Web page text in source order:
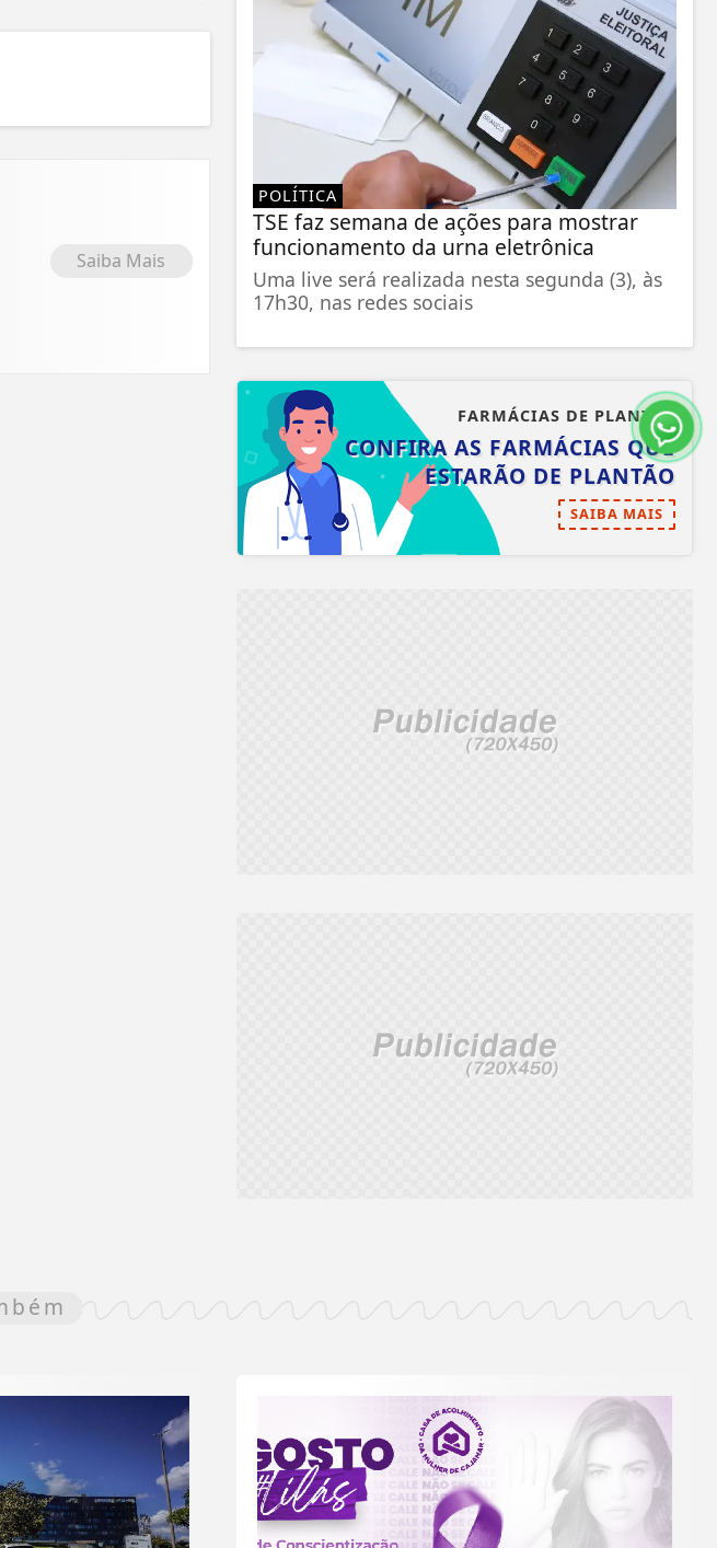
Saiba Mais
POLÍTICA
TSE faz semana de ações para mostrar
funcionamento da urna eletrônica
Uma live será realizada nesta segunda (3), às
17h30, nas redes sociais
FARMÁCIAS DE PLANTÃO
CONFIRA AS FARMÁCIAS QUE
ESTARÃO DE PLANTÃO
SAIBA MAIS